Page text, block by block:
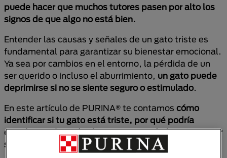
puede hacer que muchos tutores pasen por alto los
signos de que algo no está bien.
Entender las causas y señales de un gato triste es
fundamental para garantizar su bienestar emocional.
Ya sea por cambios en el entorno, la pérdida de un
ser querido o incluso el aburrimiento, un gato puede
deprimirse si no se siente seguro o estimulado.
En este artículo de PURINA® te contamos cómo
identificar si tu gato está triste, por qué podría
estarlo y qué puedes hacer para ayudarlo a recuperar
su alegría.